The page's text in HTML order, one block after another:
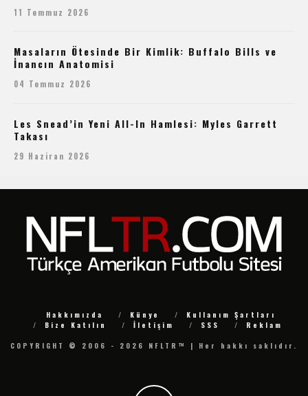
11 Temmuz 2026
Masaların Ötesinde Bir Kimlik: Buffalo Bills ve
İnancın Anatomisi
04 Temmuz 2026
Les Snead’in Yeni All-In Hamlesi: Myles Garrett
Takası
29 Haziran 2026
Hakkımızda Künye
Kullanım Şartları
Bize Katılın
İletişim SSS
Reklam
COPYRIGHT © 2006 - 2026 NFLTR™ | Her hakkı saklıdır.